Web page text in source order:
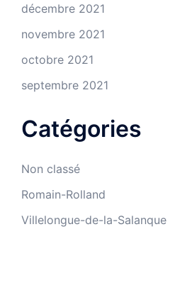
décembre 2021
novembre 2021
octobre 2021
septembre 2021
Catégories
Non classé
Romain-Rolland
Villelongue-de-la-Salanque